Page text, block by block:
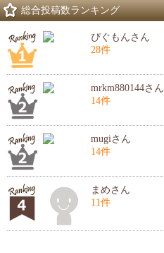
総合投稿数ランキング
ぴぐもんさん
28件
mrkm880144さん
14件
mugiさん
14件
まめさん
11件